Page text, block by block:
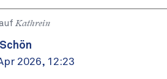
Kathrein
2026, 12:23